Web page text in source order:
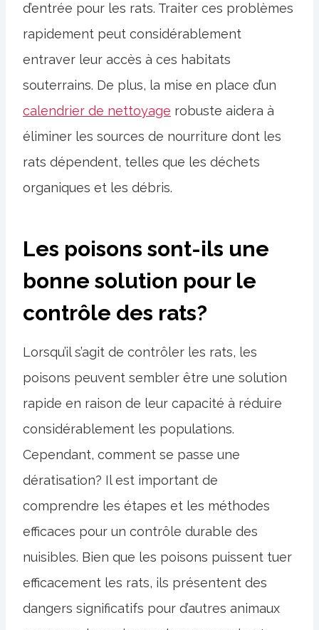
d’entrée pour les rats. Traiter ces problèmes
rapidement peut considérablement
entraver leur accès à ces habitats
souterrains. De plus, la mise en place d’un
calendrier de nettoyage robuste aidera à
éliminer les sources de nourriture dont les
rats dépendent, telles que les déchets
organiques et les débris.
Les poisons sont-ils une
bonne solution pour le
contrôle des rats?
Lorsqu’il s’agit de contrôler les rats, les
poisons peuvent sembler être une solution
rapide en raison de leur capacité à réduire
considérablement les populations.
Cependant, comment se passe une
dératisation? Il est important de
comprendre les étapes et les méthodes
efficaces pour un contrôle durable des
nuisibles. Bien que les poisons puissent tuer
efficacement les rats, ils présentent des
dangers significatifs pour d’autres animaux